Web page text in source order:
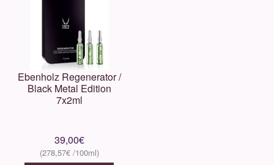
Ebenholz Regenerator /
Black Metal Edition
7x2ml
39,00€
278,57€